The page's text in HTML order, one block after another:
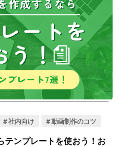
社内向け 動画制作のコツ
テンプレートを使おう！お